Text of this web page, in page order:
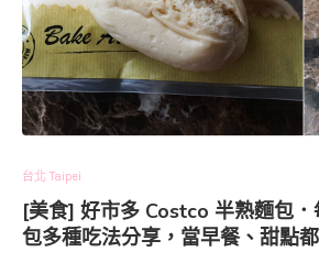
台北 Taipei
[美食] 好市多 Costco 半熟麵包
包多種吃法分享，當早餐、甜點